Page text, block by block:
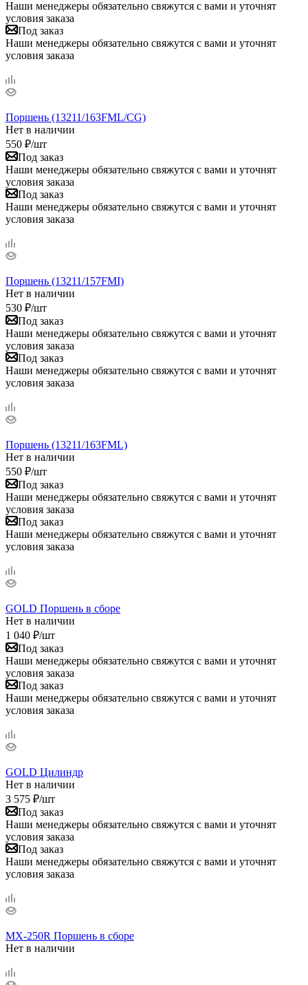
Наши менеджеры обязательно свяжутся с вами и уточнят
условия заказа
Под заказ
Наши менеджеры обязательно свяжутся с вами и уточнят
условия заказа
Поршень (13211/163FML/CG)
Нет в наличии
550 ₽/шт
Под заказ
Наши менеджеры обязательно свяжутся с вами и уточнят
условия заказа
Под заказ
Наши менеджеры обязательно свяжутся с вами и уточнят
условия заказа
Поршень (13211/157FMI)
Нет в наличии
530 ₽/шт
Под заказ
Наши менеджеры обязательно свяжутся с вами и уточнят
условия заказа
Под заказ
Наши менеджеры обязательно свяжутся с вами и уточнят
условия заказа
Поршень (13211/163FML)
Нет в наличии
550 ₽/шт
Под заказ
Наши менеджеры обязательно свяжутся с вами и уточнят
условия заказа
Под заказ
Наши менеджеры обязательно свяжутся с вами и уточнят
условия заказа
GOLD Поршень в сборе
Нет в наличии
1 040 ₽/шт
Под заказ
Наши менеджеры обязательно свяжутся с вами и уточнят
условия заказа
Под заказ
Наши менеджеры обязательно свяжутся с вами и уточнят
условия заказа
GOLD Цилиндр
Нет в наличии
3 575 ₽/шт
Под заказ
Наши менеджеры обязательно свяжутся с вами и уточнят
условия заказа
Под заказ
Наши менеджеры обязательно свяжутся с вами и уточнят
условия заказа
MX-250R Поршень в сборе
Нет в наличии